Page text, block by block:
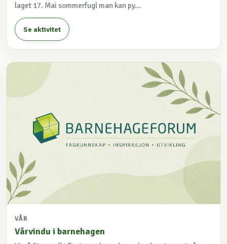
laget 17. Mai sommerfugl man kan py...
Se aktivitet
VÅR
Vårvindu i barnehagen